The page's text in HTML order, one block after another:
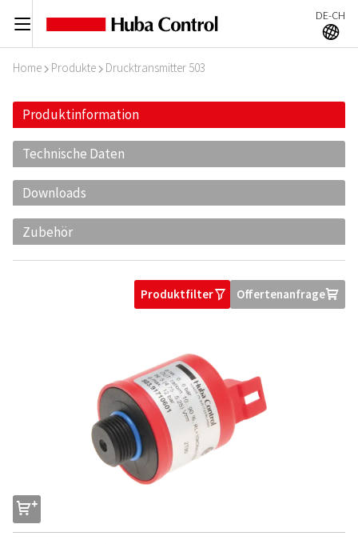
C DE-CH
A
Home I Produkte I Drucktransmitter 503
Produktinformation
Technische Daten
Downloads
Zubehör
ProduktfilterO OffertenanfrageU
s